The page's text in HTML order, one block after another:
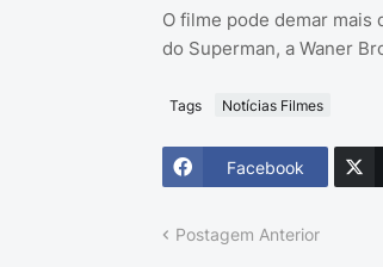
O filme pode demar
do Superman, a Waner
Tags Notícias Filmes
Facebook
Postagem Anterior